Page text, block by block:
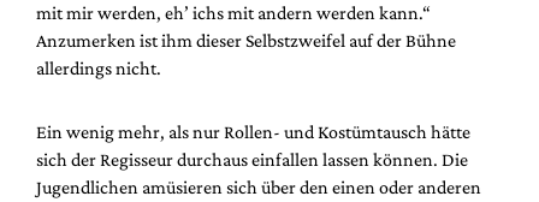
mit mir werden, eh’ ichs mit andern werden kann.“
Anzumerken ist ihm dieser Selbstzweifel auf der Bühne
allerdings nicht.
Ein wenig mehr, als nur Rollen- und Kostümtausch hätte
sich der Regisseur durchaus einfallen lassen können. Die
Jugendlichen amüsieren sich über den einen oder anderen